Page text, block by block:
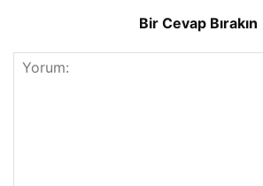
Bir Cevap Bırakın